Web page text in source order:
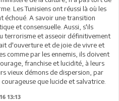
Les Tunisiens ont réussi là où les
échoué. A savoir une transition
et consensuelle. Aussi, s'ils
terrorisme et asseoir définitivement
d'ouverture et de joie de vivre et
comme par les ennemis, ils doivent
franchise et lucidité, à leurs
vieux démons de dispersion, par
que lucide et salvatrice.
13:13